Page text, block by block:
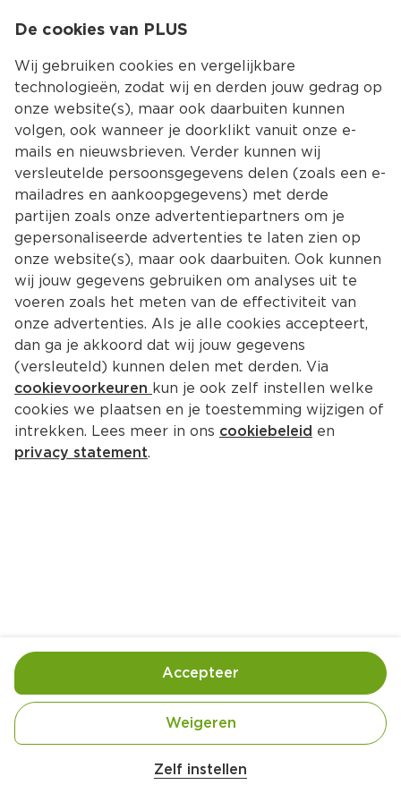
Kies jouw
Ingrediënten Bereiding
300 gram sugar snaps
De cookies van PLUS
Wij gebruiken cookies en vergelijkbare
technologieën, zodat wij en derden jouw gedrag op
onze website(s), maar ook daarbuiten kunnen
volgen, ook wanneer je doorklikt vanuit onze e-
mails en nieuwsbrieven. Verder kunnen wij
versleutelde persoonsgegevens delen (zoals een e-
mailadres en aankoopgegevens) met derde
partijen zoals onze advertentiepartners om je
gepersonaliseerde advertenties te laten zien op
onze website(s), maar ook daarbuiten. Ook kunnen
wij jouw gegevens gebruiken om analyses uit te
voeren zoals het meten van de effectiviteit van
onze advertenties. Als je alle cookies accepteert,
dan ga je akkoord dat wij jouw gegevens
(versleuteld) kunnen delen met derden. Via
cookievoorkeuren kun je ook zelf instellen welke
cookies we plaatsen en je toestemming wijzigen of
intrekken. Lees meer in ons cookiebeleid en
privacy statement.
Zelf instellen
Weigeren
Accepteer